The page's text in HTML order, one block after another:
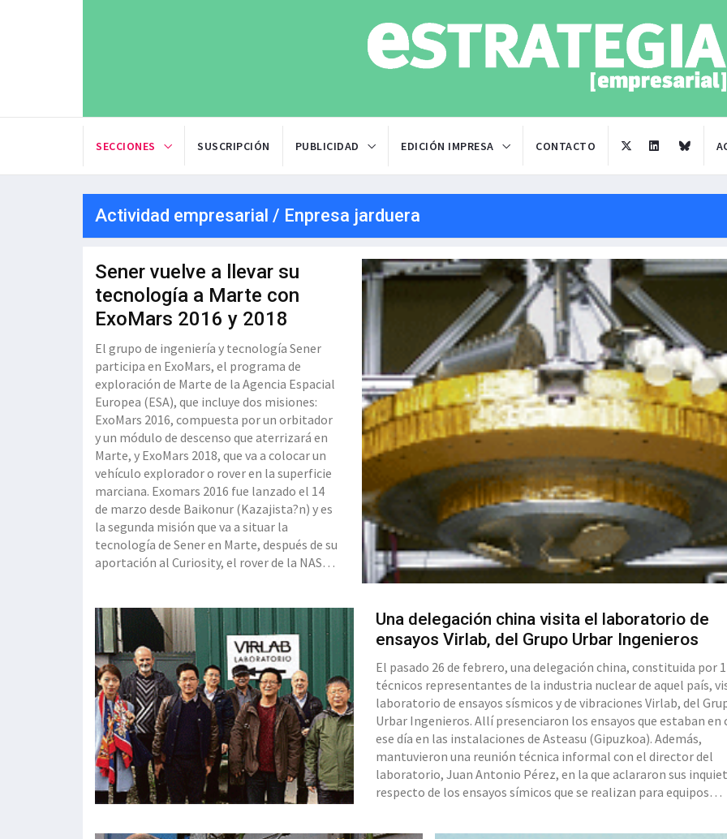
SECCIONES SUSCRIPCIÓN PUBLICIDAD EDICIÓN IMPRESA CONTACTO
Actividad empresarial / Enpresa jarduera
Sener vuelve a llevar su
tecnología a Marte con
ExoMars 2016 y 2018
El grupo de ingeniería y tecnología Sener
participa en ExoMars, el programa de
exploración de Marte de la Agencia Espacial
Europea (ESA), que incluye dos misiones:
ExoMars 2016, compuesta por un orbitador
y un módulo de descenso que aterrizará en
Marte, y ExoMars 2018, que va a colocar un
vehículo explorador o rover en la superficie
marciana. Exomars 2016 fue lanzado el 14
de marzo desde Baikonur (Kazajista?n) y es
la segunda misión que va a situar la
tecnología de Sener en Marte, después de su
aportación al Curiosity, el rover de la NASA
antena de alta gananc
Una delegación china visita el laboratorio de
ensayos Virlab, del Grupo Urbar Ingenieros
El pasado 26 de febrero, una delegación china, constituida por
técnicos representantes de la industria nuclear de aquel país,
laboratorio de ensayos sísmicos y de vibraciones Virlab, del
Urbar Ingenieros. Allí presenciaron los ensayos que estaban en
ese día en las instalaciones de Asteasu (Gipuzkoa). Además,
mantuvieron una reunión técnica informal con el director del
laboratorio, Juan Antonio Pérez, en la que aclararon sus
respecto de los ensayos símicos que se realizan para equipos